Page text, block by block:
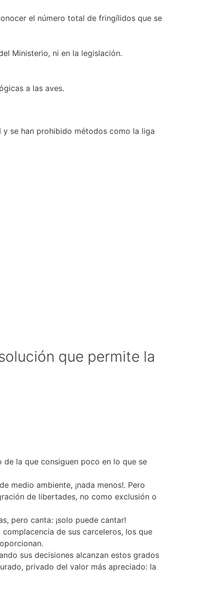
el número total de fringílidos que se
Ministerio, ni en la legislación.
a las aves.
se han prohibido métodos como la liga
que permite la
la que consiguen poco en lo que se
medio ambiente, ¡nada menos!. Pero
de libertades, no como exclusión o
pero canta: ¡solo puede cantar!
de sus carceleros, los que
sus decisiones alcanzan estos grados
privado del valor más apreciado: la